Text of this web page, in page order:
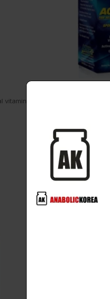
35.00
120 tablets.